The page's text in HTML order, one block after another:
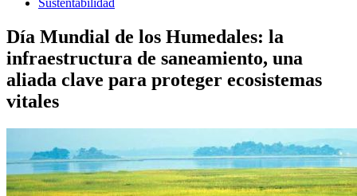
Sustentabilidad
Día Mundial de los Humedales: la
infraestructura de saneamiento, una
aliada clave para proteger ecosistemas
vitales